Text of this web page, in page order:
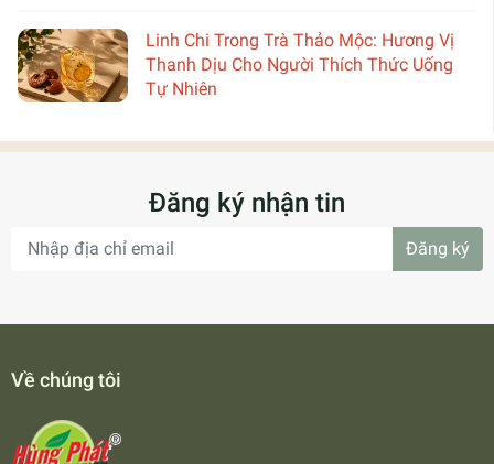
Linh Chi Trong Trà Thảo Mộc: Hương Vị
Thanh Dịu Cho Người Thích Thức Uống
Tự Nhiên
Đăng ký nhận tin
Đăng ký
Về chúng tôi